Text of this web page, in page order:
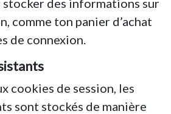
comme ton panier d’achat
de connexion.
cookies de session, les
sont stockés de manière